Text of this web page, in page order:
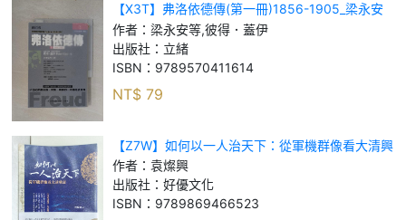
【X3T】弗洛依德傳(第一冊)1856-1905_梁永安
等, 彼得．蓋伊
作者： 梁永安等,彼得．蓋伊
出版社： 立緒
ISBN： 9789570411614
NT$ 79
【Z7W】如何以一人治天下：從軍機群像看大清興
衰_袁燦興
作者： 袁燦興
出版社： 好優文化
ISBN： 9789869466523